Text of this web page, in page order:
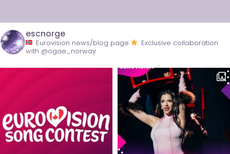
escnorge
Eurovision news/blog page
Exclusive collaboration
with @ogae_norway